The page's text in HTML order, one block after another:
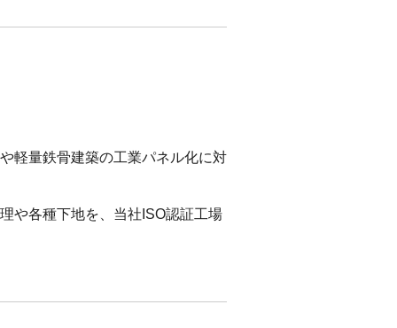
軽量鉄骨建築の工業パネル化に対
や各種下地を、当社ISO認証工場